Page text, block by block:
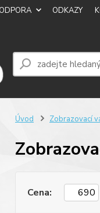
ODKAZY
Úvod Zobrazovací
Cena: